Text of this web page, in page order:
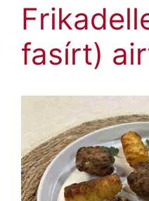
fasírt)